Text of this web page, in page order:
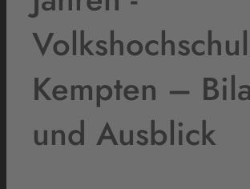
Kempten –
und Ausblick